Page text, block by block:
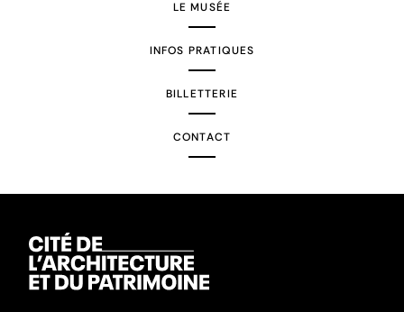
LE MUSÉE
INFOS PRATIQUES
BILLETTERIE
CONTACT